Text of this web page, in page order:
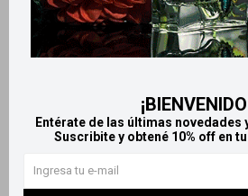
Entérate de las últimas novedades
Suscribite y obtené 10% off en